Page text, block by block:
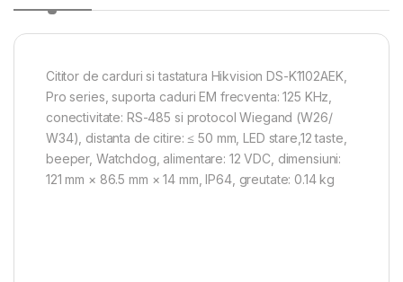
Cititor de carduri si tastatura Hikvision DS-K1102AEK,
Pro series, suporta caduri EM frecventa: 125 KHz,
conectivitate: RS-485 si protocol Wiegand (W26/
W34), distanta de citire: ≤ 50 mm, LED stare,12 taste,
beeper, Watchdog, alimentare: 12 VDC, dimensiuni:
121 mm × 86.5 mm × 14 mm, IP64, greutate: 0.14 kg